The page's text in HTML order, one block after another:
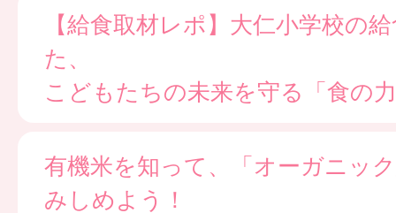
【給食取材レポ】大仁小学校の
た、
こどもたちの未来を守る「食の
有機米を知って、「オーガニッ
みしめよう！